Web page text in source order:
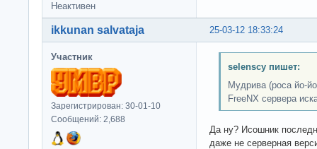
Неактивен
25-03-12 18:33:24
ikkunan salvataja
Участник
Зарегистрирован: 30-01-10
Сообщений: 2,688
selenscy пишет:
Мудрива (роса йо-
FreeNX сервера
Да ну? Исошник
даже не серверная